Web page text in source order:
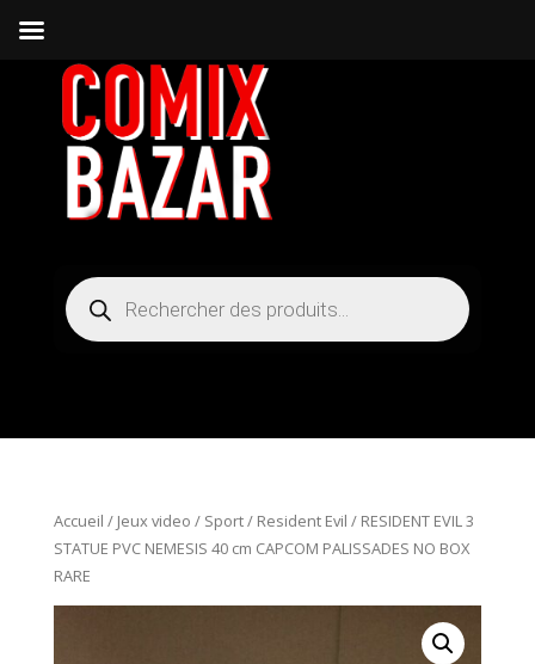
Recherche
de
produits
Accueil / Jeux video / Sport/ Resident Evil / RESIDENT EVIL 3
STATUE PVC NEMESIS 40 cm CAPCOM PALISSADES NO BOX
RARE